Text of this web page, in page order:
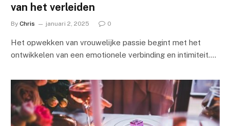
van het verleiden
By Chris januari 2, 2025 0
Het opwekken van vrouwelijke passie begint met het
ontwikkelen van een emotionele verbinding en intimiteit.…